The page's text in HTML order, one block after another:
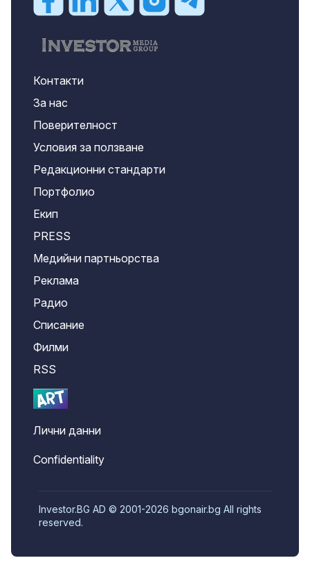
Контакти
За нас
Поверителност
Условия за ползване
Редакционни стандарти
Портфолио
Екип
PRESS
Медийни партньорства
Реклама
Радио
Списание
Филми
RSS
Лични данни
Confidentiality
Investor.BG AD © 2001-2026 bgonair.bg All rights
reserved.